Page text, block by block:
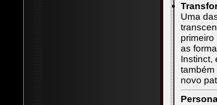
Uma
as
Instinct,
novo